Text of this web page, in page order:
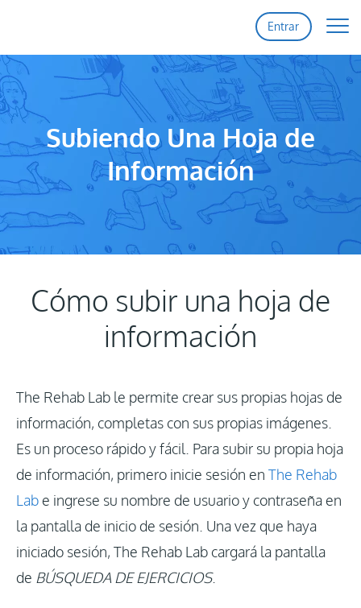
Inicio
Funciones
Precios
Soporte
Contacto
Entrar
Actualizaciones
Entrar
Subiendo Una Hoja de
Información
Cómo subir una hoja de
información
The Rehab Lab le permite crear sus propias hojas de
información, completas con sus propias imágenes.
Es un proceso rápido y fácil. Para subir su propia hoja
de información, primero inicie sesión enThe Rehab
Labe ingrese su nombre de usuario y contraseña en
la pantalla de inicio de sesión. Una vez que haya
iniciado sesión, The Rehab Lab cargará la pantalla
de BÚSQUEDA DE EJERCICIOS.